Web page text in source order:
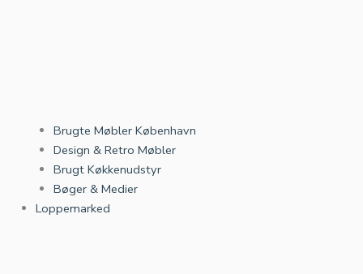
Brugte Møbler København
Design & Retro Møbler
Brugt Køkkenudstyr
Bøger & Medier
Loppemarked